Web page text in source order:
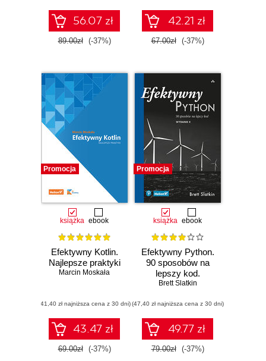
56.07 zł
89.00zł (-37%)
42.21 zł
67.00zł (-37%)
Promocja
książka ebook
Efektywny Kotlin.
Najlepsze praktyki
Marcin Moskała
(41,40 zł najniższa cena z 30 dni)
43.47 zł
69.00zł (-37%)
Promocja
książka ebook
Efektywny Python.
90 sposobów na
lepszy kod.
Wydanie II
Brett Slatkin
(47,40 zł najniższa cena z 30 dni)
49.77 zł
79.00zł (-37%)